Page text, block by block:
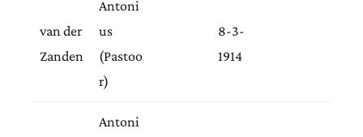
van der
Zanden
Antoni
us
(Pastoo
r)
8-3-
1914
Antoni